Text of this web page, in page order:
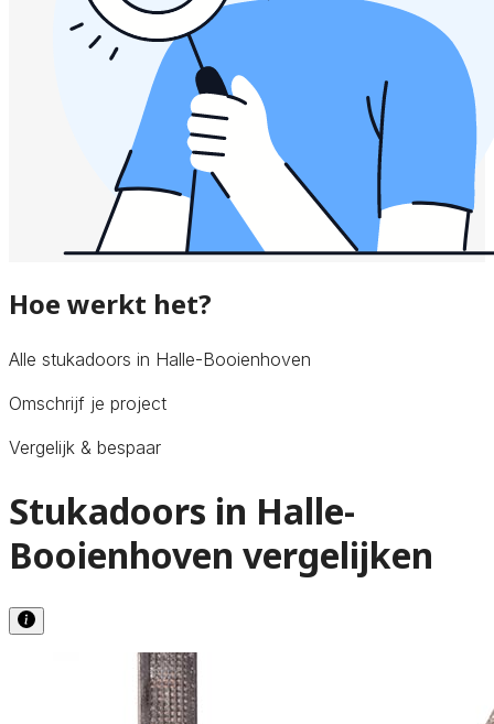
Hoe werkt het?
Alle stukadoors in Halle-Booienhoven
Omschrijf je project
Vergelijk & bespaar
Stukadoors in Halle-
Booienhoven vergelijken